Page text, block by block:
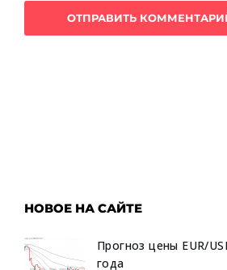
НОВОЕ НА САЙТЕ
Прогноз цены EUR/
года